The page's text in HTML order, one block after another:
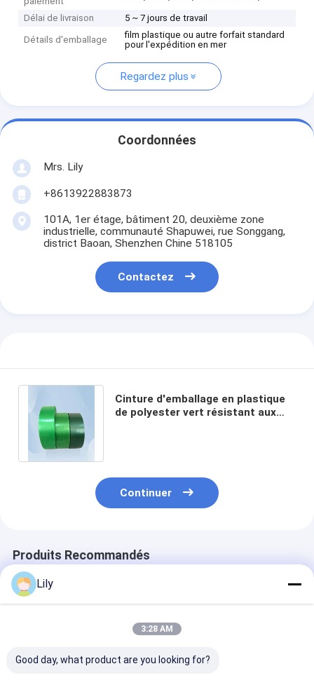
Délai de livraison 5 ~ 7 jours de travail
Détails d'emballage
film plastique ou autre forfait standard
pour l'expédition en mer
Regardez plus
Coordonnées
Mrs. Lily
+8613922883873
101A, 1er étage, bâtiment 20, deuxième zone
industrielle, communauté Shapuwei, rue Songgang,
district Baoan, Shenzhen Chine 518105
Contactez
Cinture d'emballage en plastique
de polyester vert résistant aux
Continuer
Produits Recommandés
Lily
3:28 AM
Good day, what product are you looking for?